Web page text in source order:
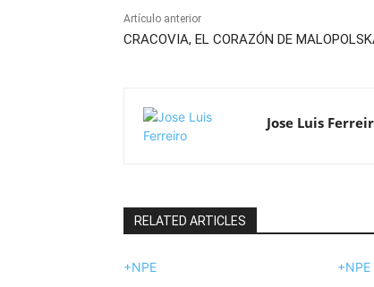
Artículo anterior
CRACOVIA, EL CORAZÓN DE
Jose Luis
RELATED ARTICLES
+NPE +NPE